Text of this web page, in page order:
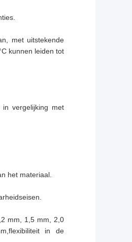
met uitstekende
kunnen leiden tot
vergelijking met
het materiaal.
mm, 1,5 mm, 2,0
in de